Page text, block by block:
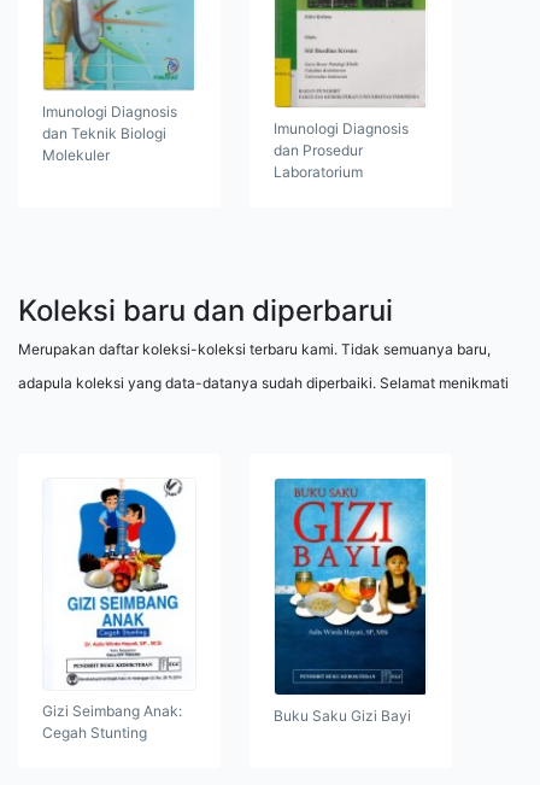
Imunologi Diagnosis
dan Teknik Biologi
Molekuler
Imunologi Diagnosis
dan Prosedur
Laboratorium
Koleksi baru dan diperbarui
Merupakan daftar koleksi-koleksi terbaru kami. Tidak semuanya baru,
adapula koleksi yang data-datanya sudah diperbaiki. Selamat menikmati
Gizi Seimbang Anak:
Cegah Stunting
Buku Saku Gizi Bayi